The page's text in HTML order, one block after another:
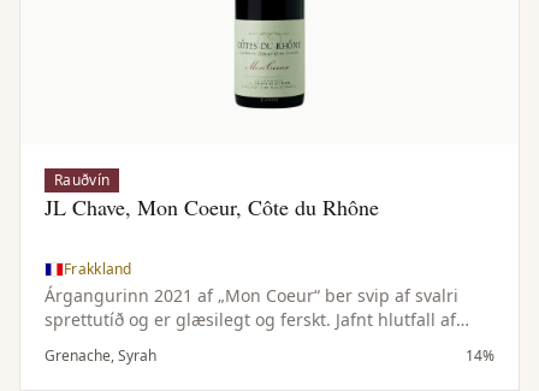
Rauðvín
JL Chave, Mon Coeur, Côte du Rhône
Frakkland
Árgangurinn 2021 af „Mon Coeur“ ber svip af svalri
sprettutíð og er glæsilegt og ferskt. Jafnt hlutfall af
Grenache og Syrah gefur jafnvægi milli bjarts rauðs
ávaxtar, kryddtóna og fíngerðs tanníns með léttum og
Grenache, Syrah 14%